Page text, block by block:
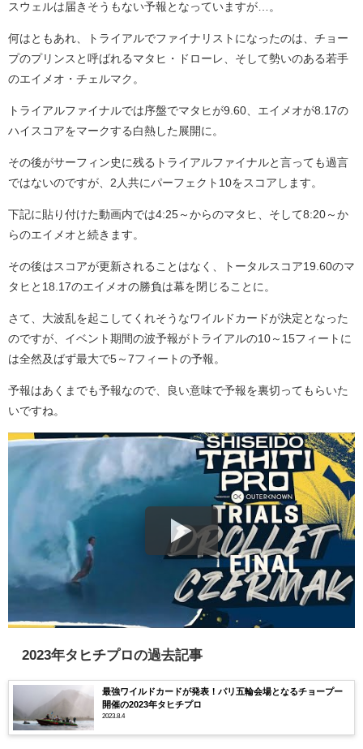
スウェルは届きそうもない予報となっていますが…。
何はともあれ、トライアルでファイナリストになったのは、チョー
プのプリンスと呼ばれるマタヒ・ドローレ、そして勢いのある若手
のエイメオ・チェルマク。
トライアルファイナルでは序盤でマタヒが9.60、エイメオが8.17の
ハイスコアをマークする白熱した展開に。
その後がサーフィン史に残るトライアルファイナルと言っても過言
ではないのですが、2人共にパーフェクト10をスコアします。
下記に貼り付けた動画内では4:25～からのマタヒ、そして8:20～か
らのエイメオと続きます。
その後はスコアが更新されることはなく、トータルスコア19.60のマ
タヒと18.17のエイメオの勝負は幕を閉じることに。
さて、大波乱を起こしてくれそうなワイルドカードが決定となった
のですが、イベント期間の波予報がトライアルの10～15フィートに
は全然及ばず最大で5～7フィートの予報。
予報はあくまでも予報なので、良い意味で予報を裏切ってもらいた
いですね。
2023年タヒチプロの過去記事
最強ワイルドカードが発表！パリ五輪会場となるチョープー
開催の2023年タヒチプロ
2023.8.4